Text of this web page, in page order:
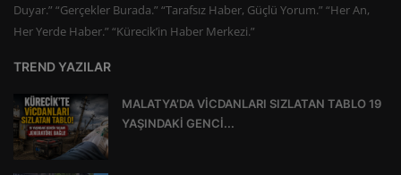
Duyar.” “Gerçekler Burada.” “Tarafsız Haber, Güçlü Yorum.” “Her An,
Her Yerde Haber.” “Kürecik’in Haber Merkezi.”
TREND YAZILAR
MALATYA’DA VİCDANLARI SIZLATAN TABLO 19
YAŞINDAKİ GENCİ...